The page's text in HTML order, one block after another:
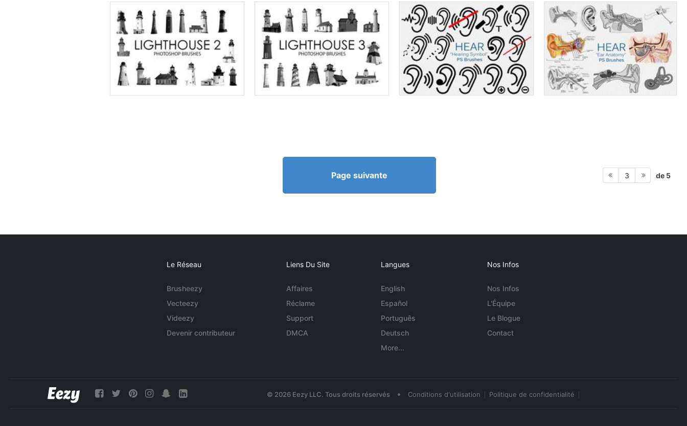
Page suivante 3 de 5
Le Réseau
Brusheezy
Vecteezy
Videezy
Devenir contributeur
Liens Du Site
Affaires
Réclame
Support
DMCA
Langues
English
Español
Português
Deutsch
More...
Nos Infos
Nos Infos
L'Équipe
Le Blogue
Contact
© 2026 Eezy LLC. Tous droits réservés • Conditions d'utilisation Politique de confidentialité